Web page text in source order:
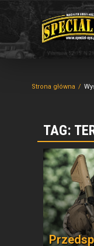
Strona główna
TAG: